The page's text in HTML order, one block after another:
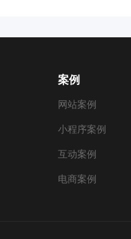
案例
网站案例
小程序案例
互动案例
电商案例